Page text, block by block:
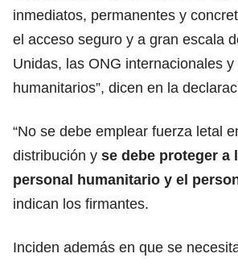
inmediatos, permanentes y
el acceso seguro y a gran escala
Unidas, las ONG internacionales
humanitarios”, dicen en la
“No se debe emplear fuerza letal
distribución y se debe proteger a
personal humanitario y el
indican los firmantes.
Inciden además en que se